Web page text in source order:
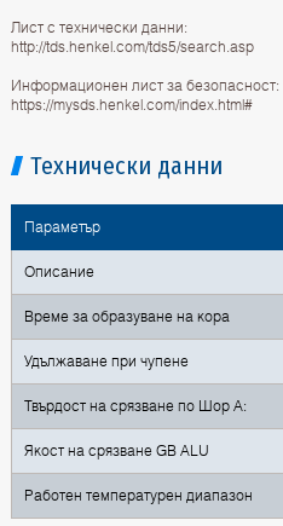
Лист с технически данни:
http://tds.henkel.com/tds5/search.asp
Информационен лист за безопасност:
https://mysds.henkel.com/index.html#
Технически данни
Параметър
Описание
Време за образуване на кора
Удължаване при чупене
Твърдост на срязване по Шор А:
Якост на срязване GB ALU
Работен температурен диапазон